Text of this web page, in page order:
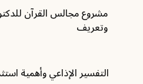
مشروع مجالس القرآن
وتعريف
التفسير الإذاعي وأهمية